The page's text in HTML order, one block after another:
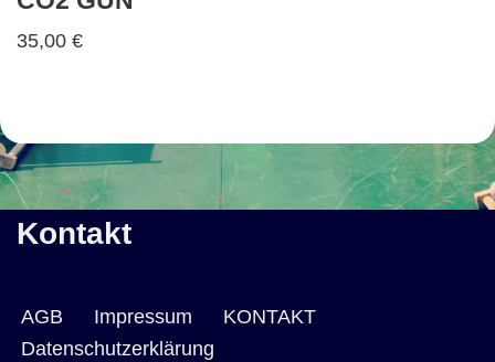
35,00 €
Kontakt
AGB Impressum
KONTAKT
Datenschutzerklärung